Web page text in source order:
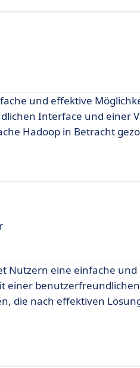
und effektive
Interface und einer
Hadoop in Betracht
Nutzern eine einfache und
einer
die nach effektiven